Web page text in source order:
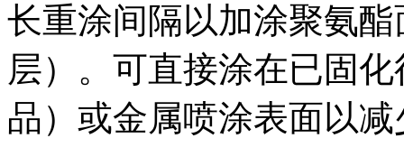
长重涂间隔以加涂聚氨
层）。可直接涂在已固
品）或金属喷涂表面以